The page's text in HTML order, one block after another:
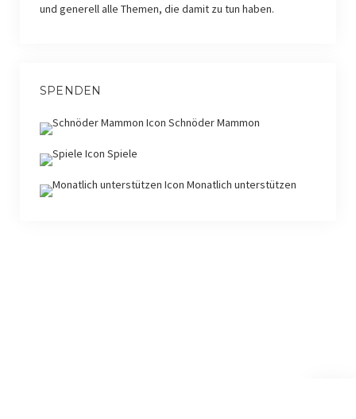
und generell alle Themen, die damit zu tun haben.
SPENDEN
Schnöder Mammon
Spiele
Monatlich unterstützen